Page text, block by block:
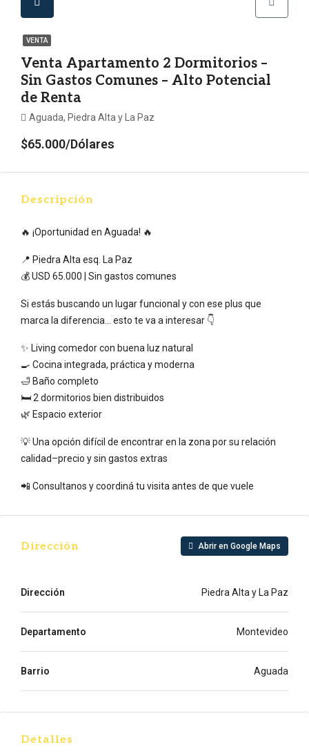
VENTA
Venta Apartamento 2 Dormitorios –
Sin Gastos Comunes – Alto Potencial
de Renta
Aguada, Piedra Alta y La Paz
$65.000/Dólares
Descripción
🔥 ¡Oportunidad en Aguada! 🔥
📍 Piedra Alta esq. La Paz
💰 USD 65.000 | Sin gastos comunes
Si estás buscando un lugar funcional y con ese plus que
marca la diferencia… esto te va a interesar 👇
✨ Living comedor con buena luz natural
🍳 Cocina integrada, práctica y moderna
🛁 Baño completo
🛏️ 2 dormitorios bien distribuidos
🌿 Espacio exterior
💡 Una opción difícil de encontrar en la zona por su relación
calidad–precio y sin gastos extras
📲 Consultanos y coordiná tu visita antes de que vuele
Dirección Abrir en Google Maps
Dirección Piedra Alta y La Paz
Departamento Montevideo
Barrio Aguada
Detalles